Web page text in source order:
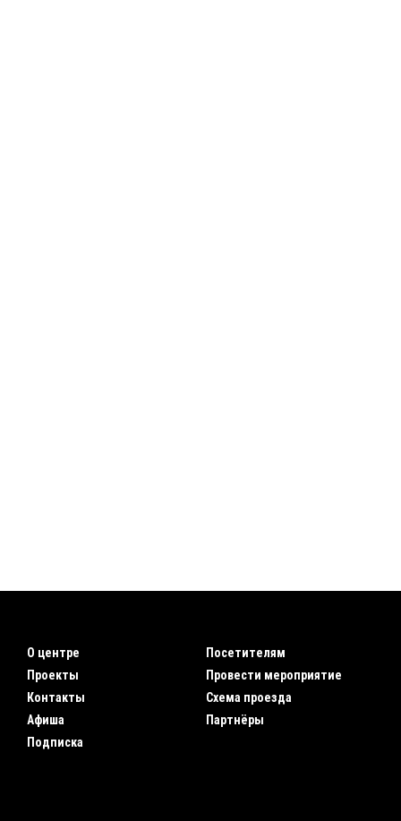
О центре
Проекты
Контакты
Афиша
Подписка
Посетителям
Провести мероприятие
Схема проезда
Партнёры